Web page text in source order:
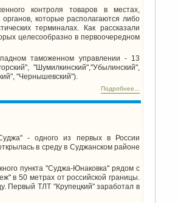
контроля товаров в местах,
которые располагаются либо
терминалах. Как рассказали
целесообразно в первоочередном
таможенном управлении - 13
"Шумилкинский","Убылинский",
"Чернышевский").
Подробнее...
- одного из первых в России
в среду в Суджанском районе
пункта "Суджа-Юнаковка" рядом с
в 50 метрах от российской границы.
Первый ТЛТ "Крупецкий" заработал в